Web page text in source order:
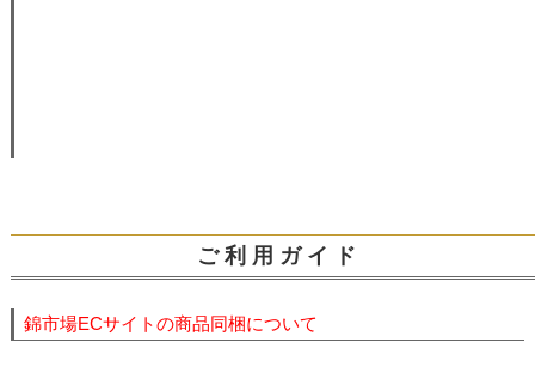
ご 利 用 ガ イ ド
錦市場ECサイトの商品同梱について